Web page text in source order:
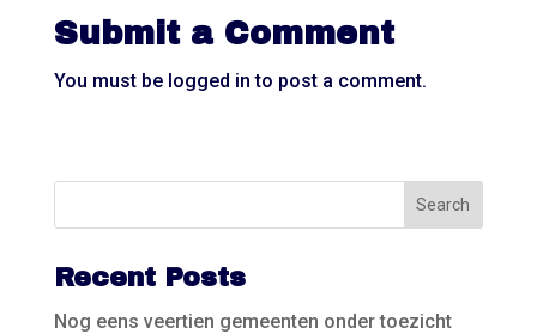
Submit a Comment
You must be logged in to post a comment.
Recent Posts
Nog eens veertien gemeenten onder toezicht